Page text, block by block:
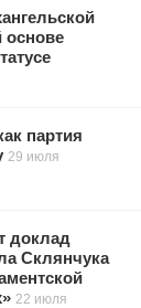
основе
партия
29 июля
доклад
Склянчука
22 июля